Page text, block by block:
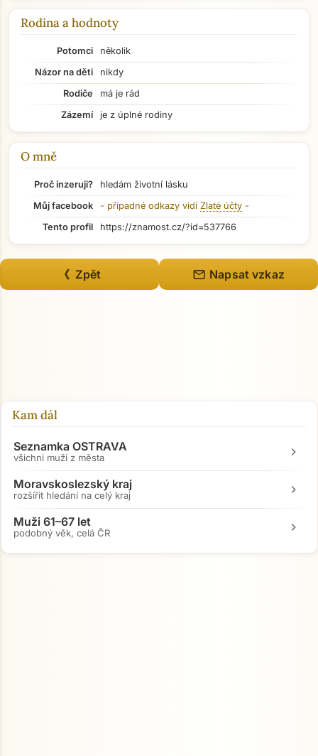
Přejít na hlavní obsah
Rodina a hodnoty
Potomci
několik
Názor na děti
nikdy
Rodiče
má je rád
Zázemí
je z úplné rodiny
O mně
Proč inzeruji?
hledám životní lásku
Můj facebook
- případné odkazy vidí Zlaté účty -
Tento profil
https://znamost.cz/?id=537766
《 Zpět mail Napsat vzkaz
Kam dál
Seznamka OSTRAVA
všichni muži z města chevron_right
Moravskoslezský kraj
rozšířit hledání na celý kraj chevron_right
Muži 61–67 let
podobný věk, celá ČR chevron_right